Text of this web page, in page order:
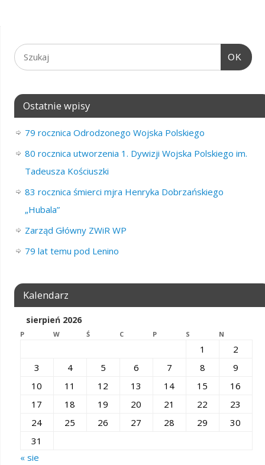
OK
Ostatnie wpisy
79 rocznica Odrodzonego Wojska Polskiego
80 rocznica utworzenia 1. Dywizji Wojska Polskiego im.
Tadeusza Kościuszki
83 rocznica śmierci mjra Henryka Dobrzańskiego
„Hubala”
Zarząd Główny ZWiR WP
79 lat temu pod Lenino
Kalendarz
sierpień 2026
P W Ś C P S N
« sie
1
2
3
4 5 6 7 8
9
10
11 12 13 14 15
16
17
18 19 20 21 22
23
24
25 26 27 28 29
30
31